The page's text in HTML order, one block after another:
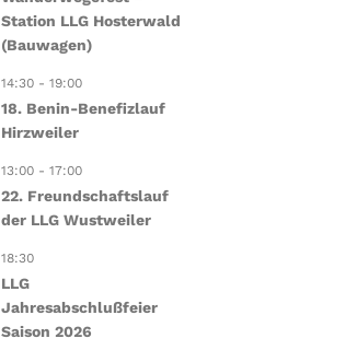
Station LLG Hosterwald
(Bauwagen)
14:30- 19:00
18. Benin-Benefizlauf
Hirzweiler
13:00- 17:00
22. Freundschaftslauf
der LLG Wustweiler
18:30
LLG
Jahresabschlußfeier
Saison 2026